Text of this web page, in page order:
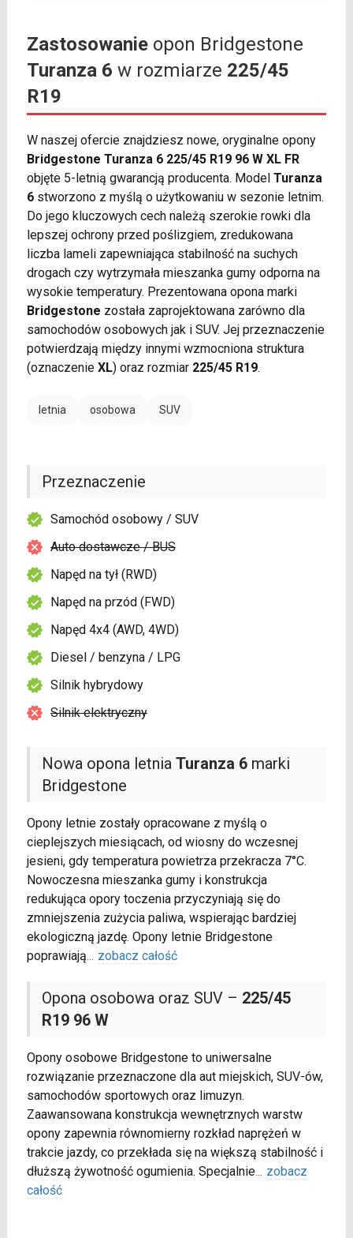
Zastosowanieopon Bridgestone
Turanza 6 w rozmiarze 225/45
R19
W naszej ofercie znajdziesz nowe, oryginalne opony
Bridgestone Turanza 6 225/45 R19 96 W XL FR
objęte 5-letnią gwarancją producenta. Model Turanza
6stworzono z myślą o użytkowaniu w sezonie letnim.
Do jego kluczowych cech należą szerokie rowki dla
lepszej ochrony przed poślizgiem, zredukowana
liczba lameli zapewniająca stabilność na suchych
drogach czy wytrzymała mieszanka gumy odporna na
wysokie temperatury. Prezentowana opona marki
Bridgestone została zaprojektowana zarówno dla
samochodów osobowych jak i SUV. Jej przeznaczenie
potwierdzają między innymi wzmocniona struktura
(oznaczenie XL) oraz rozmiar 225/45 R19.
letnia osobowa SUV
Nowa opona letnia Turanza 6marki
Bridgestone
Opony letnie zostały opracowane z myślą o
cieplejszych miesiącach, od wiosny do wczesnej
jesieni, gdy temperatura powietrza przekracza 7°C.
Nowoczesna mieszanka gumy i konstrukcja
redukująca opory toczenia przyczyniają się do
zmniejszenia zużycia paliwa, wspierając bardziej
ekologiczną jazdę. Opony letnie Bridgestone
poprawiają... zobacz całość
Opona osobowa oraz SUV – 225/45
R19 96 W
Opony osobowe Bridgestone to uniwersalne
rozwiązanie przeznaczone dla aut miejskich, SUV-ów,
samochodów sportowych oraz limuzyn.
Zaawansowana konstrukcja wewnętrznych warstw
opony zapewnia równomierny rozkład naprężeń w
trakcie jazdy, co przekłada się na większą stabilność i
dłuższą żywotność ogumienia. Specjalnie... zobacz
całość
Przeznaczenie
Samochód osobowy / SUV
Auto dostawcze / BUS
Napęd na tył (RWD)
Napęd na przód (FWD)
Napęd 4x4 (AWD, 4WD)
Diesel / benzyna / LPG
Silnik hybrydowy
Silnik elektryczny